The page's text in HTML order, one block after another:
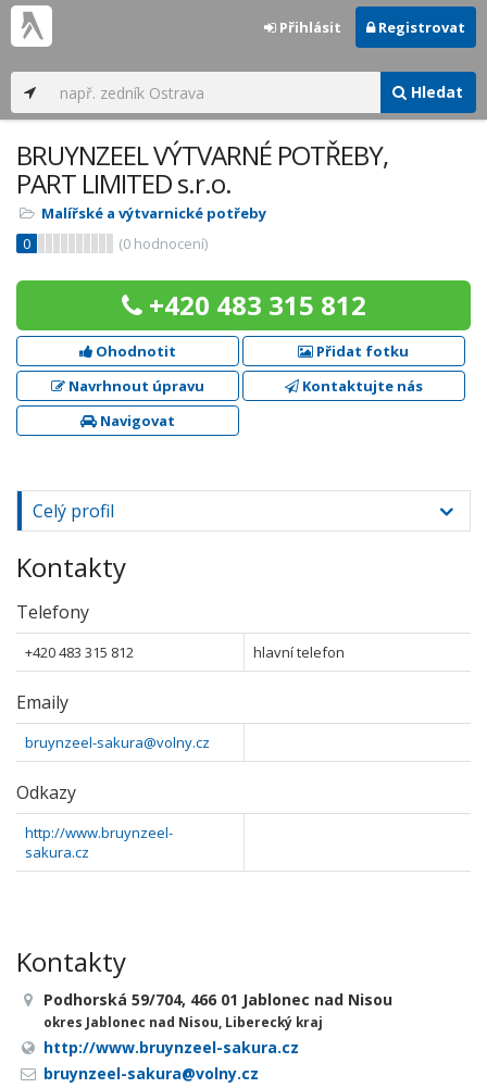
Hledat
Přihlásit Registrovat
BRUYNZEEL VÝTVARNÉ POTŘEBY,
PART LIMITED s.r.o.
Malířské a výtvarnické potřeby
0
(0 hodnocení)
+420 483 315 812
Ohodnotit
Přidat fotku
Navrhnout úpravu
Kontaktujte nás
Navigovat
Celý profil
Kontakty
Telefony
+420 483 315 812 hlavní telefon
Emaily
bruynzeel-sakura@volny.cz
Odkazy
http://www.bruynzeel-
sakura.cz
Kontakty
Podhorská 59/704, 466 01 Jablonec nad Nisou
okres Jablonec nad Nisou, Liberecký kraj
http://www.bruynzeel-sakura.cz
bruynzeel-sakura@volny.cz